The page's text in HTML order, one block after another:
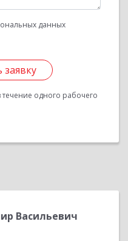
данных
одного рабочего
Васильевич